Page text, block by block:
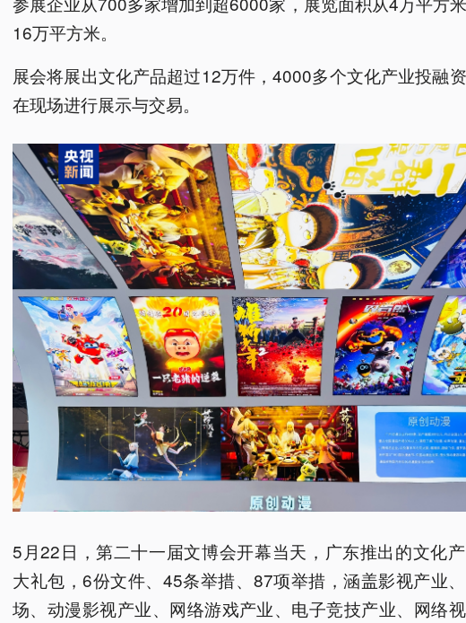
16万平方米。
展会将展出文化产品超过12万件，4000多个文化产业投融
在现场进行展示与交易。
5月22日，第二十一届文博会开幕当天，广东推出的文化
大礼包，6份文件、45条举措、87项举措，涵盖影视产业
场、动漫影视产业、网络游戏产业、电子竞技产业、网络